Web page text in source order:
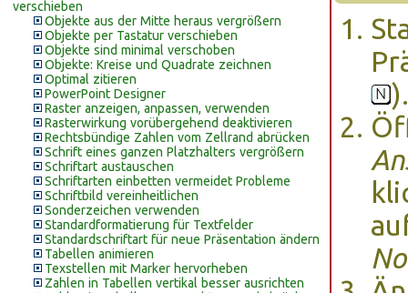
verschieben
Objekte aus der Mitte heraus vergrößern
Objekte per Tastatur verschieben
Objekte sind minimal verschoben
Objekte: Kreise und Quadrate zeichnen
Optimal zitieren
PowerPoint Designer
Raster anzeigen, anpassen, verwenden
Rasterwirkung vorübergehend deaktivieren
Rechtsbündige Zahlen vom Zellrand abrücken
Schrift eines ganzen Platzhalters vergrößern
Schriftart austauschen
Schriftarten einbetten vermeidet Probleme
Schriftbild vereinheitlichen
Sonderzeichen verwenden
Standardformatierung für Textfelder
Standardschriftart für neue Präsentation ändern
Tabellen animieren
Texstellen mit Marker hervorheben
Zahlen in Tabellen vertikal besser ausrichten
).